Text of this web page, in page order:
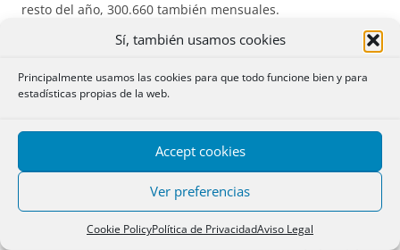
Sí, también usamos cookies
Principalmente usamos las cookies para que todo funcione bien y para
estadísticas propias de la web.
Accept cookies
Ver preferencias
Cookie PolicyPolítica de PrivacidadAviso Legal
resto del año, 300.660 también mensuales.
* Tipos de cotización al Régimen General:
28,3% ( 23,6% + 4,7%).
a cargo de la empresa.